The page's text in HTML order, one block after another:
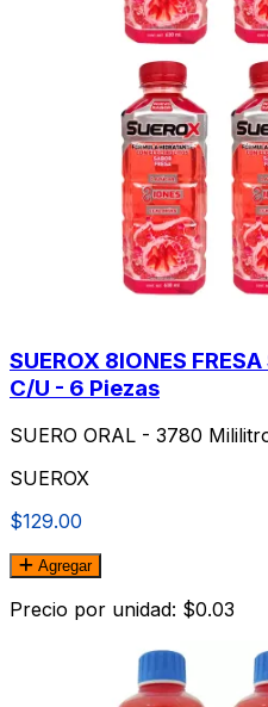
SUEROX 8IONES
C/U - 6 Piezas
SUERO ORAL - 3780
SUEROX
$129.00
Agregar
Precio por unidad: $0.03